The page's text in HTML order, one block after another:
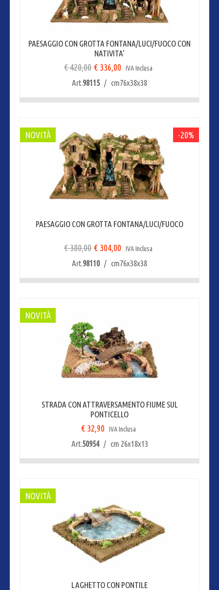
PAESAGGIO CON GROTTA FONTANA/LUCI/FUOCO CON
NATIVITA'
€ 420,00 € 336,00 IVA Inclusa
Art.98115/ cm76x38x38
PAESAGGIO CON GROTTA FONTANA/LUCI/FUOCO
€ 380,00 € 304,00 IVA Inclusa
Art.98110/ cm76x38x38
NOVITÀ -20%
STRADA CON ATTRAVERSAMENTO FIUME SUL
PONTICELLO
€ 32,90 IVA Inclusa
Art.50954/ cm 26x18x13
NOVITÀ
LAGHETTO CON PONTILE
NOVITÀ